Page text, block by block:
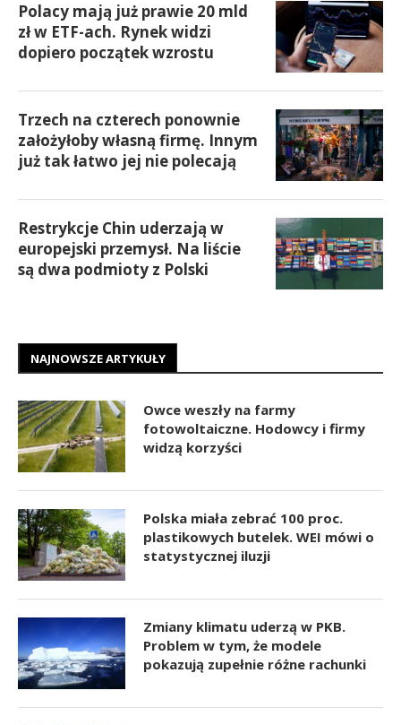
Polacy mają już prawie 20 mld
zł w ETF-ach. Rynek widzi
dopiero początek wzrostu
Trzech na czterech ponownie
założyłoby własną firmę. Innym
już tak łatwo jej nie polecają
Restrykcje Chin uderzają w
europejski przemysł. Na liście
są dwa podmioty z Polski
NAJNOWSZE ARTYKUŁY
Owce weszły na farmy
fotowoltaiczne. Hodowcy i firmy
widzą korzyści
Polska miała zebrać 100 proc.
plastikowych butelek. WEI mówi o
statystycznej iluzji
Zmiany klimatu uderzą w PKB.
Problem w tym, że modele
pokazują zupełnie różne rachunki